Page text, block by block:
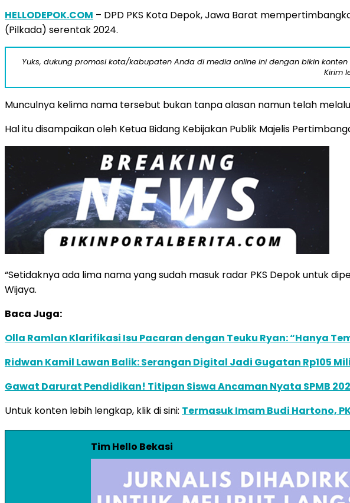
HELLODEPOK.COM – DPD PKS Kota Depok, Jawa Barat
(Pilkada) serentak 2024.
Yuks, dukung promosi kota/kabupaten Anda di media online ini dengan bikin
Kirim
Munculnya kelima nama tersebut bukan tanpa alasan namun telah
Hal itu disampaikan oleh Ketua Bidang Kebijakan Publik Majelis
“Setidaknya ada lima nama yang sudah masuk radar PKS Depok untuk
Wijaya.
Baca Juga:
Olla Ramlan Klarifikasi Isu Pacaran dengan Teuku Ryan: “Hanya
Ridwan Kamil Lawan Balik: Serangan Digital Jadi Gugatan Rp105
Gawat Darurat Pendidikan! Titipan Siswa Ancaman Nyata SPMB
Untuk konten lebih lengkap, klik di sini: Termasuk Imam Budi Hartono,
Tim Hello Bekasi